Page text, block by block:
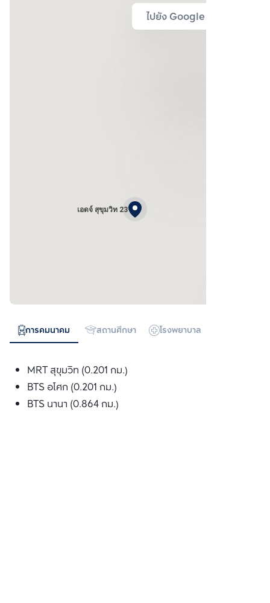
ไปยัง Google Map
เอดจ์ สุขุมวิท 23
การคมนาคม สถานศึกษา โรงพยาบาล
MRT สุขุมวิท (0.201 กม.)
BTS อโศก (0.201 กม.)
BTS นานา (0.864 กม.)